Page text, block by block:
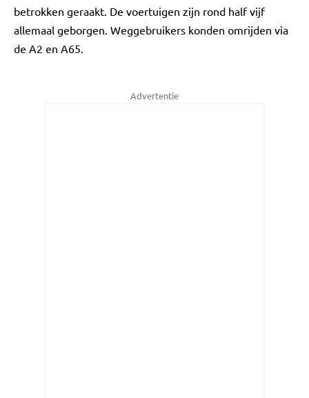
betrokken geraakt. De voertuigen zijn rond half vijf
allemaal geborgen. Weggebruikers konden omrijden via
de A2 en A65.
Advertentie